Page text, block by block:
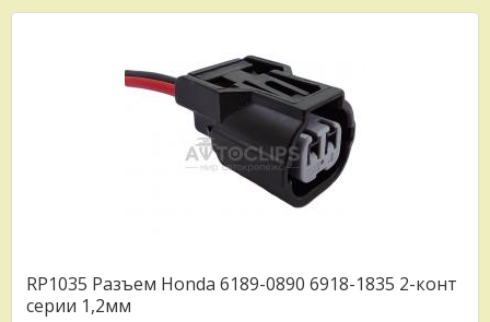
RP1035 Разъем Honda 6189-0890 6918-1835 2-конт
серии 1,2мм